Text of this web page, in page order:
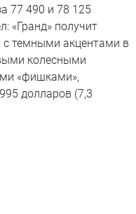
77 490 и 78 125
«Гранд» получит
темными акцентами в
колесными
«фишками»,
долларов (7,3
неизвестные